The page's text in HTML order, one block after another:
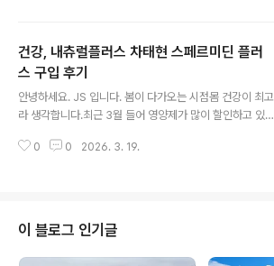
서 구입했어요. 저는 무조건 스페인산 유기농 레몬을 구입
하고 있습니다.이번 제품도 100% 생레몬 착츱첨가물 하
나도 없는 제품입니다. 비타민 가득한 레몬즙아침에 공복
에 꿀과 함께 타 먹고 있어요.레몬즙에 꿀, 이 조합으로 5년
넘게 건강을 관리하고 있습니다. 레몬의 신맛으로 산성식
품으로 잘못 알고 계신 분들이 많아요.레몬은 사실 알칼리
건강, 내츄럴플러스 차태현 스페르미딘 플러
스 구입 후기
안녕하세요. JS 입니다. 봄이 다가오는 시점몸 건강이 최고
라 생각합니다.최근 3월 들어 영양제가 많이 할인하고 있
전하고 있어 눈에 띄었습니다.스페르미딘 역시 100% 식
에 들어있는 유기화합물다양한 조직과 세포에 존재하며,
세포의 성장, 분열, 자기 포식과 같은 중요한 생리적 과정에
관여합니다. 나의 미래를 위해서는 챙겨 먹어야 하는 영양
0 0 2026. 3. 19.
이 블로그 인기글